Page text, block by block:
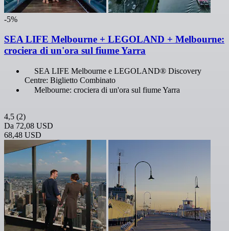
-5%
SEA LIFE Melbourne + LEGOLAND + Melbourne:
crociera di un'ora sul fiume Yarra
SEA LIFE Melbourne e LEGOLAND® Discovery
Centre: Biglietto Combinato
Melbourne: crociera di un'ora sul fiume Yarra
4,5 (2)
Da 72,08 USD
68,48 USD